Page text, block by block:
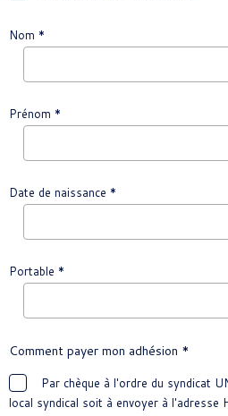
Nom *
Prénom *
Date de naissance *
Portable *
Comment payer mon adhésion *
Par chèque à l'ordre du syndicat
local syndical soit à envoyer à l'adresse